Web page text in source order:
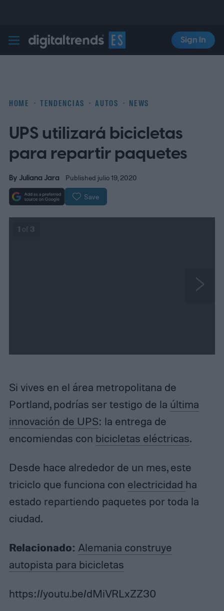
Digital Trends Español
Sign In
HOME TENDENCIAS AUTOS NEWS
UPS utilizará bicicletas
para repartir paquetes
ByJuliana Jara Published julio 19, 2020
Save
1 of 3
Si vives en el área metropolitana de
Portland, podrías ser testigo de la última
innovación de UPS: la entrega de
encomiendas con bicicletas eléctricas.
Desde hace alrededor de un mes, este
triciclo que funciona con electricidad ha
estado repartiendo paquetes por toda la
ciudad.
Relacionado: Alemania construye
autopista para bicicletas
https://youtu.be/dMiVRLxZZ30